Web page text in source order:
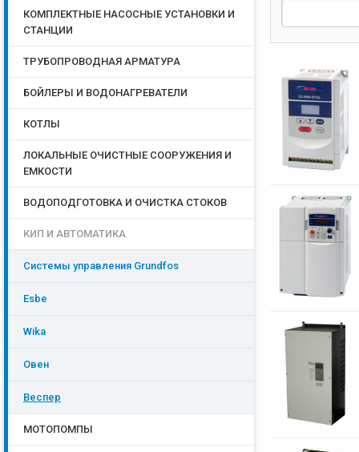
КОМПЛЕКТНЫЕ НАСОСНЫЕ УСТАНОВКИ И
СТАНЦИИ
ТРУБОПРОВОДНАЯ АРМАТУРА
БОЙЛЕРЫ И ВОДОНАГРЕВАТЕЛИ
КОТЛЫ
ЛОКАЛЬНЫЕ ОЧИСТНЫЕ СООРУЖЕНИЯ И
ЕМКОСТИ
ВОДОПОДГОТОВКА И ОЧИСТКА СТОКОВ
КИП И АВТОМАТИКА
Системы управления Grundfos
Esbe
Wika
Овен
Веспер
МОТОПОМПЫ